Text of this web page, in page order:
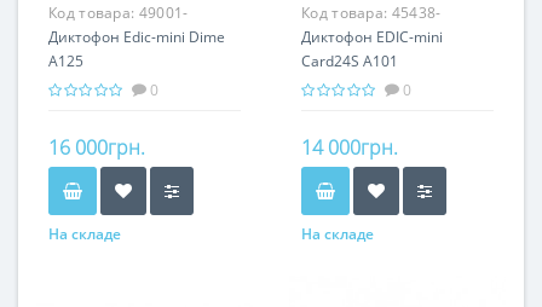
Код товара: 49001-
Диктофон Edic-mini Dime
A125
0
16 000грн.
На складе
Код товара: 45438-
Диктофон EDIC-mini
Card24S A101
0
14 000грн.
На складе